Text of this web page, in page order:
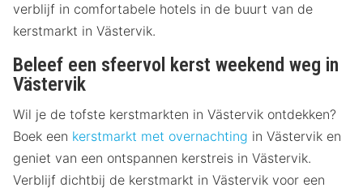
verblijf in comfortabele hotels in de buurt van de
kerstmarkt in Västervik.
Beleef een sfeervol kerst weekend weg in
Västervik
Wil je de tofste kerstmarkten in Västervik ontdekken?
Boek een kerstmarkt met overnachting in Västervik en
geniet van een ontspannen kerstreis in Västervik.
Verblijf dichtbij de kerstmarkt in Västervik voor een